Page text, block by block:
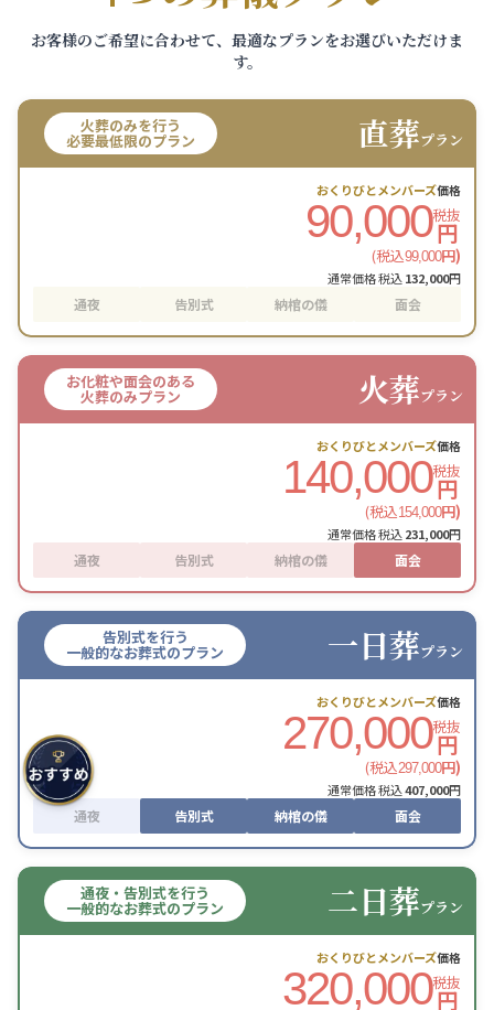
お客様のご希望に合わせて、最適なプランをお選びいただけま
す。
火葬のみを行う
必要最低限のプラン 直葬プラン
おくりびとメンバーズ価格
90,000税抜
円
(税込99,000円)
通常価格 税込132,000円
通夜 告別式 納棺の儀 面会
お化粧や面会のある
火葬のみプラン 火葬プラン
おくりびとメンバーズ価格
140,000税抜
円
(税込154,000円)
通常価格 税込231,000円
通夜 告別式 納棺の儀 面会
告別式を行う
一般的なお葬式のプラン 一日葬プラン
おくりびとメンバーズ価格
270,000税抜
円
(税込297,000円)
通常価格 税込407,000円
通夜 告別式 納棺の儀 面会
通夜・告別式を行う
一般的なお葬式のプラン 二日葬プラン
おくりびとメンバーズ価格
320,000税抜
円